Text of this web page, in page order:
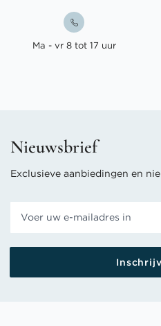
Ma - vr 8 tot 17 uur
Nieuwsbrief
Exclusieve aanbiedingen en